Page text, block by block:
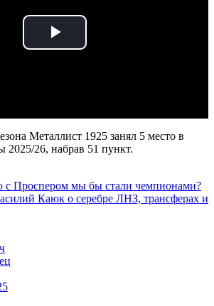
Play
Металлист 1925 занял 5 место в
2025/26, набрав 51 пункт.
с Проспером мы бы стали чемпионами?
Каюк о серебре ЛНЗ, трансферах и